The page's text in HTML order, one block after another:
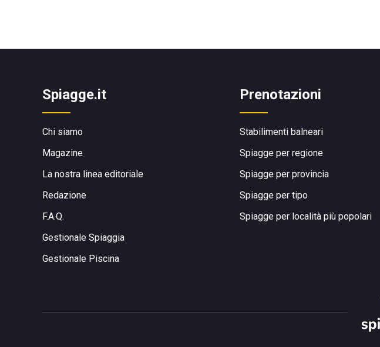
Spiagge.it
Chi siamo
Magazine
La nostra linea editoriale
Redazione
F.A.Q.
Gestionale Spiaggia
Gestionale Piscina
Prenotazioni
Stabilimenti balneari
Spiagge per regione
Spiagge per provincia
Spiagge per tipo
Spiagge per località più popolari